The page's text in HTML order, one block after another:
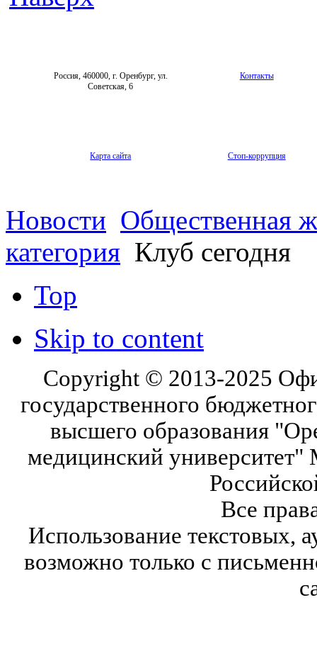
Россия, 460000, г. Оренбург, ул.
Советская, 6
Контакты
Карта сайта Стоп-коррупция
Новости Общественная
категория Клуб сегодня
Top
Skip to content
Copyright © 2013-2025
государственного
высшего образования
медицинский университет"
Все
Использование текстовых,
возможно только с